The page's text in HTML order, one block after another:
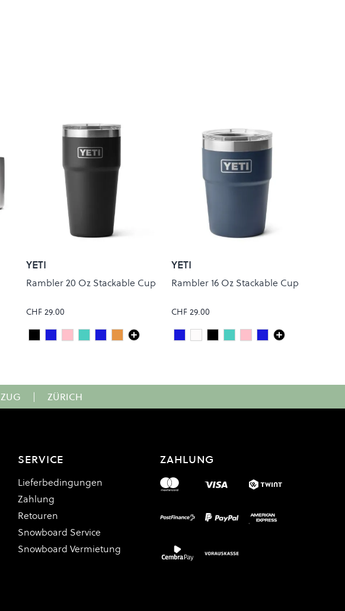
YETI
Rambler 20 Oz Stackable Cup
CHF 29.00
Colour
BlackRoyal Blue
Tropical Pink
Seafoam
NavyPapaya
YETI
Rambler 16 Oz Stackable Cup
CHF 29.00
Colour
NavywhiteBlackSeafoam
Tropical Pink
Royal Blue
ZUG | ZÜRICH
SERVICE
Lieferbedingungen
Zahlung
Retouren
Snowboard Service
Snowboard Vermietung
ZAHLUNG